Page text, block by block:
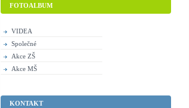
FOTOALBUM
VIDEA
Společné
Akce ZŠ
Akce MŠ
KONTAKT